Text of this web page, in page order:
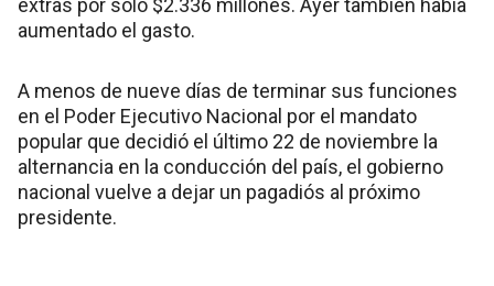
extras por sólo $2.336 millones. Ayer también había
aumentado el gasto.
A menos de nueve días de terminar sus funciones
en el Poder Ejecutivo Nacional por el mandato
popular que decidió el último 22 de noviembre la
alternancia en la conducción del país, el gobierno
nacional vuelve a dejar un pagadiós al próximo
presidente.